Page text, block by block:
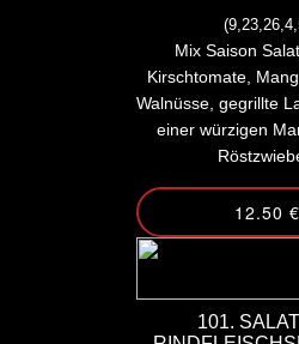
Mix Saison
Kirschtomate,
Walnüsse, gegrillte
einer würzigen
12.50 €
101.